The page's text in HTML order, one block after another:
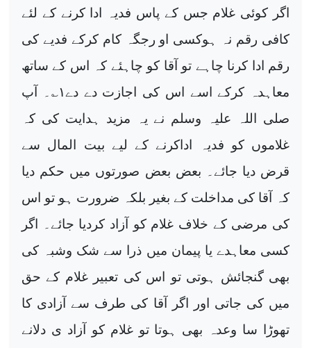
اگر کوئی غلام جس کے پاس فدیہ ادا کرنے کے لئے
کافی رقم نہ ہوکسی او رجگہ کام کرکے فدیے کی
رقم ادا کرنا چاہے تو آقا کو چاہئے کہ اس کے ساتھ
معاہدہ کرکے اسے اس کی اجازت دے دے۱؎۔ آپ
صلی اللہ علیہ وسلم نے یہ مزید ہدایت کی کہ
غلاموں کو فدیہ اداکرنے کے لیے بیت المال سے
قرض دیا جائے۔ بعض بعض صورتوں میں حکم دیا
کہ آقا کی مداخلت کے بغیر بلکہ ضرورت ہو تو اس
کی مرضی کے خلاف غلام کو آزاد کردیا جائے۔ اگر
کسی معاہدے یا پیمان میں ذرا سے شک وشبہ کی
بھی گنجائش ہوتی تو اس کی تعبیر غلام کے حق
میں کی جاتی اور اگر آقا کی طرف سے آزادی کا
تھوڑا سا وعدہ بھی ہوتا تو غلام کو آزاد ی دلانے